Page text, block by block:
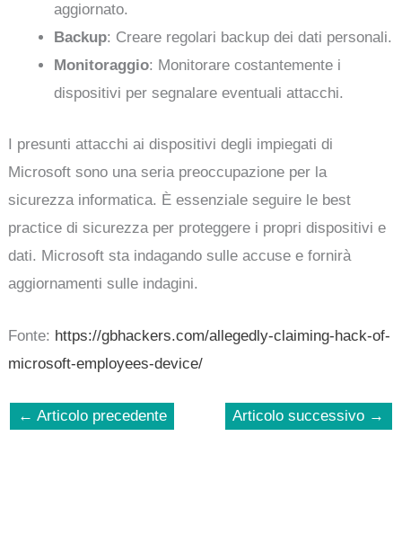
aggiornato.
Backup: Creare regolari backup dei dati personali.
Monitoraggio: Monitorare costantemente i
dispositivi per segnalare eventuali attacchi.
I presunti attacchi ai dispositivi degli impiegati di
Microsoft sono una seria preoccupazione per la
sicurezza informatica. È essenziale seguire le best
practice di sicurezza per proteggere i propri dispositivi e
dati. Microsoft sta indagando sulle accuse e fornirà
aggiornamenti sulle indagini.
Fonte: https://gbhackers.com/allegedly-claiming-hack-of-
microsoft-employees-device/
← Articolo precedente Articolo successivo →